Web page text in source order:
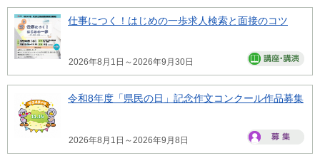
仕事につく！はじめの一歩求人検索と面接のコツ
2026年8月1日～2026年9月30日
令和8年度「県民の日」記念作文コンクール作品募集
2026年8月1日～2026年9月8日